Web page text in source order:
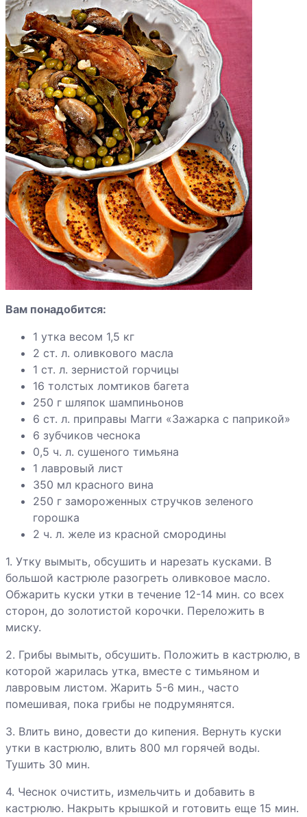
запеченные в
беконе
Курица,
фаршированная
вешенками
Курица по-
тайски
Курица по-
Виларски
Курица с
цитрусами
капустой
Курица тушеная
с овощами
Курица в банке
Курица
запеченная с
виноградом
Рагу из утки с
гренками
Рулет куриный
жареный
Шаурма
(шаверма,
шаварма)
куриная
Утиная грудка в
мармеладе
Вам понадобится:
1 утка весом 1,5 кг
2 ст. л. оливкового масла
1 ст. л. зернистой горчицы
16 толстых ломтиков багета
250 г шляпок шампиньонов
6 ст. л. приправы Магги «Зажарка с паприкой»
6 зубчиков чеснока
0,5 ч. л. сушеного тимьяна
1 лавровый лист
350 мл красного вина
250 г замороженных стручков зеленого
горошка
2 ч. л. желе из красной смородины
1. Утку вымыть, обсушить и нарезать кусками. В
большой кастрюле разогреть оливковое масло.
Обжарить куски утки в течение 12-14 мин. со всех
сторон, до золотистой корочки. Переложить в
миску.
2. Грибы вымыть, обсушить. Положить в кастрюлю, в
которой жарилась утка, вместе с тимьяном и
лавровым листом. Жарить 5-6 мин., часто
помешивая, пока грибы не подрумянятся.
3. Влить вино, довести до кипения. Вернуть куски
утки в кастрюлю, влить 800 мл горячей воды.
Тушить 30 мин.
4. Чеснок очистить, измельчить и добавить в
кастрюлю. Накрыть крышкой и готовить еще 15 мин.